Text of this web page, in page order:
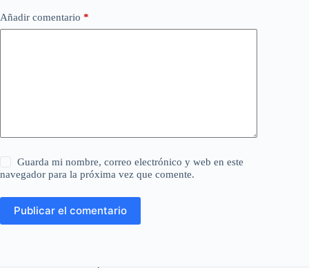
Añadir comentario *
Guarda mi nombre, correo electrónico y web en este
navegador para la próxima vez que comente.
Publicar el comentario